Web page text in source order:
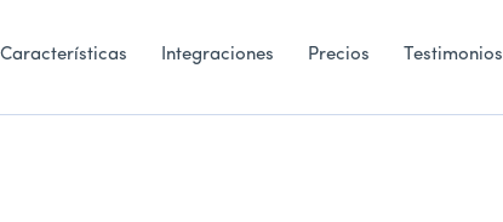
Características Integraciones Precios Testimonios